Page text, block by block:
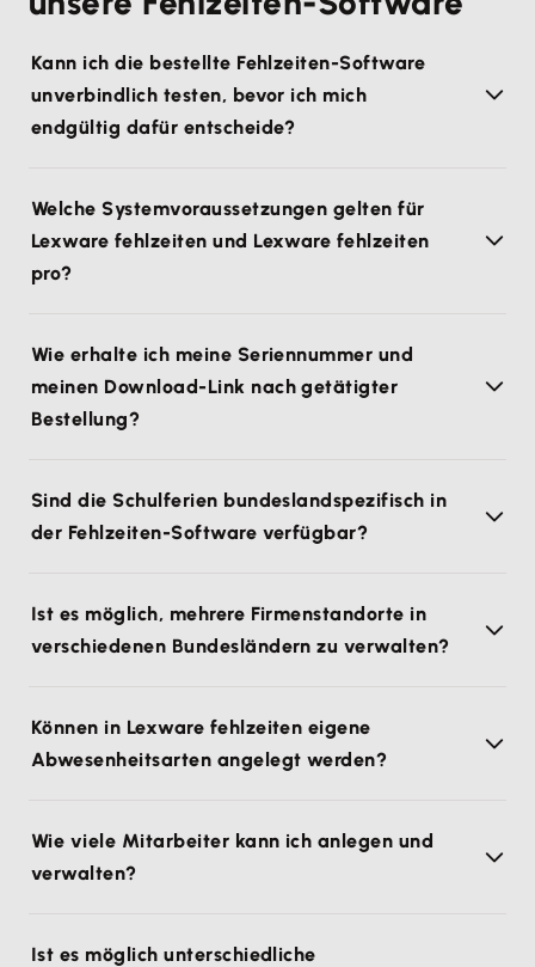
Kann ich die bestellte Fehlzeiten-Software
unverbindlich testen, bevor ich mich
endgültig dafür entscheide?
Welche Systemvoraussetzungen gelten für
Lexware fehlzeiten und Lexware fehlzeiten
pro?
Wie erhalte ich meine Seriennummer und
meinen Download-Link nach getätigter
Bestellung?
Sind die Schulferien bundeslandspezifisch in
der Fehlzeiten-Software verfügbar?
Ist es möglich, mehrere Firmenstandorte in
verschiedenen Bundesländern zu verwalten?
Können in Lexware fehlzeiten eigene
Abwesenheitsarten angelegt werden?
Wie viele Mitarbeiter kann ich anlegen und
verwalten?
Ist es möglich unterschiedliche